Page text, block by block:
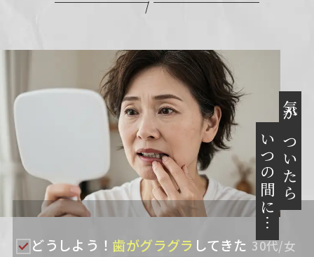
気がついたら
いつの間に…
どうしよう！ 歯がグラグラ してきた 30代/女